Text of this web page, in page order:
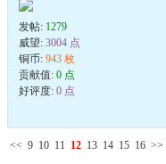
发帖: 1279
威望: 3004 点
铜币: 943 枚
贡献值: 0 点
好评度: 0 点
<< 9 10 11 12 13 14 15 16 >>